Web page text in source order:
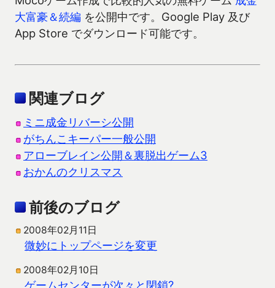
大富豪＆続編 を公開中です。Google Play 及び
App Store でダウンロード可能です。
関連ブログ
ミニ成金リバーシ公開
がちんこキーパー一般公開
アローブレイン公開＆裏脱出ゲーム3
おかんのクリスマス
前後のブログ
2008年02月11日
微妙にトップページを変更
2008年02月10日
ゲームセンターが次々と閉鎖?